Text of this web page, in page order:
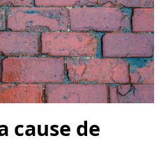
cause de